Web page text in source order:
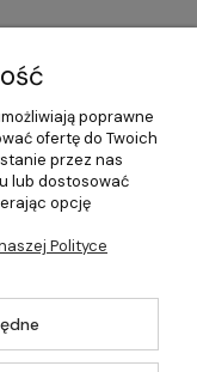
Informacje
i dostawa
Pomoc
Moje konto
- najlepszy sklep z
poprawne
ofertę do Twoich
przez nas
lub dostosować
opcję
Polityce